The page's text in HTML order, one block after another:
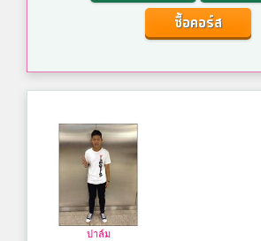
ซื้อคอร์ส
ปาล์ม